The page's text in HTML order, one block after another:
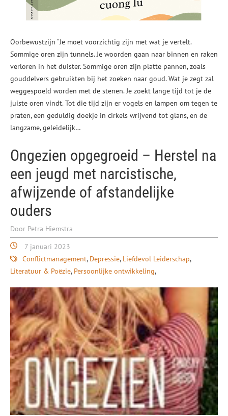
Oorbewustzijn “Je moet voorzichtig zijn met wat je vertelt.
Sommige oren zijn tunnels. Je woorden gaan naar binnen en raken
verloren in het duister. Sommige oren zijn platte pannen, zoals
gouddelvers gebruikten bij het zoeken naar goud. Wat je zegt zal
weggespoeld worden met de stenen. Je zoekt lange tijd tot je de
juiste oren vindt. Tot die tijd zijn er vogels en lampen om tegen te
praten, een geduldig doekje in cirkels wrijvend tot glans, en de
langzame, geleidelijk…
Ongezien opgegroeid – Herstel na
een jeugd met narcistische,
afwijzende of afstandelijke
ouders
Door Petra Hiemstra
7 januari 2023
Conflictmanagement Depressie Liefdevol Leiderschap
Literatuur & Poëzie Persoonlijke ontwikkeling